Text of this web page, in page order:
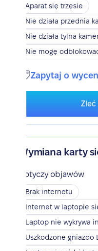
Aparat się trzęsie
Nie działa przednia
Nie działa tylna
Nie mogę
Zapytaj o
Zleć
Wymiana karty
Dotyczy objawów
Brak internetu
Internet w laptopie
Laptop nie wykrywa
Uszkodzone gniazdo